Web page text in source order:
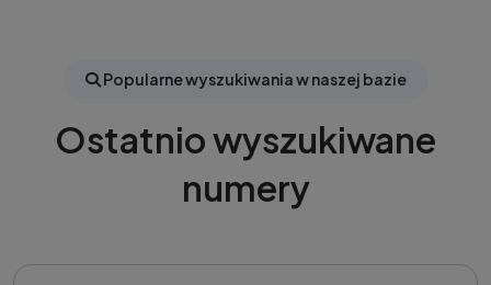
Popularne wyszukiwania w naszej bazie
Ostatnio wyszukiwane
numery